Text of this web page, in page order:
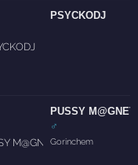
PSYCKODJ
PUSSY M@GNET
♂
Gorinchem